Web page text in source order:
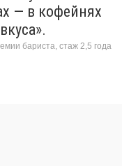
— в кофейнях
бариста, стаж 2,5 года